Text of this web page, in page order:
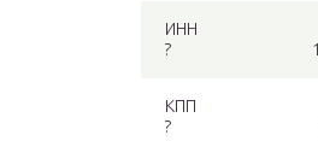
ИНН
?
КПП
?